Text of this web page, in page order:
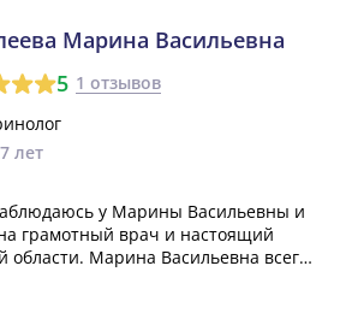
внимательная и...»
Марина Васильевна
5 1 отзывов
лет
у Марины Васильевны и
грамотный врач и настоящий
области. Марина Васильевна всегда